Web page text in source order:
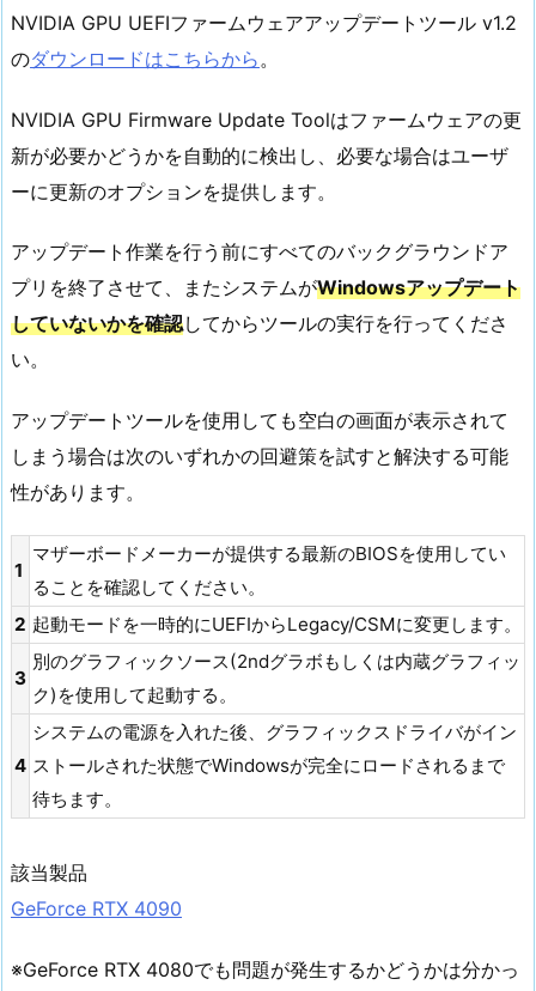
NVIDIA GPU UEFIファームウェアアップデートツール v1.2
のダウンロードはこちらから 。
NVIDIA GPU Firmware Update Toolはファームウェアの更
新が必要かどうかを自動的に検出し、必要な場合はユーザ
ーに更新のオプションを提供します。
アップデート作業を行う前にすべてのバックグラウンドア
プリを終了させて、またシステムがWindowsアップデート
していないかを確認してからツールの実行を行ってくださ
い。
アップデートツールを使用しても空白の画面が表示されて
しまう場合は次のいずれかの回避策を試すと解決する可能
性があります。
1
マザーボードメーカーが提供する最新のBIOSを使用してい
ることを確認してください。
2 起動モードを一時的にUEFIからLegacy/CSMに変更します。
3
別のグラフィックソース(2ndグラボもしくは内蔵グラフィッ
ク)を使用して起動する。
4
システムの電源を入れた後、グラフィックスドライバがイン
ストールされた状態でWindowsが完全にロードされるまで
待ちます。
該当製品
GeForce RTX 4090
※GeForce RTX 4080でも問題が発生するかどうかは分かっ